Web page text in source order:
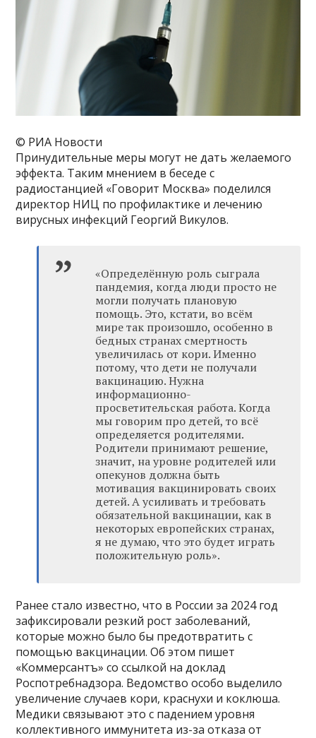
© РИА Новости
Принудительные меры могут не дать желаемого
эффекта. Таким мнением в беседе с
радиостанцией «Говорит Москва» поделился
директор НИЦ по профилактике и лечению
вирусных инфекций Георгий Викулов.
«Определённую роль сыграла
пандемия, когда люди просто не
могли получать плановую
помощь. Это, кстати, во всём
мире так произошло, особенно в
бедных странах смертность
увеличилась от кори. Именно
потому, что дети не получали
вакцинацию. Нужна
информационно-
просветительская работа. Когда
мы говорим про детей, то всё
определяется родителями.
Родители принимают решение,
значит, на уровне родителей или
опекунов должна быть
мотивация вакцинировать своих
детей. А усиливать и требовать
обязательной вакцинации, как в
некоторых европейских странах,
я не думаю, что это будет играть
положительную роль».
Ранее стало известно, что в России за 2024 год
зафиксировали резкий рост заболеваний,
которые можно было бы предотвратить с
помощью вакцинации. Об этом пишет
«Коммерсантъ» со ссылкой на доклад
Роспотребнадзора. Ведомство особо выделило
увеличение случаев кори, краснухи и коклюша.
Медики связывают это с падением уровня
коллективного иммунитета из-за отказа от